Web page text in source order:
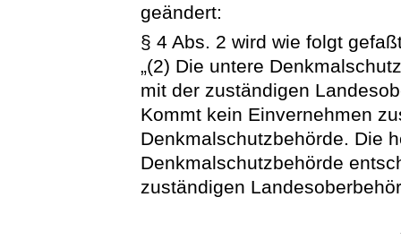
geändert:
§ 4 Abs. 2 wird wie folgt
„(2) Die untere
mit der zuständigen
Kommt kein Einvernehmen
Denkmalschutzbehörde. Die
Denkmalschutzbehörde
zuständigen